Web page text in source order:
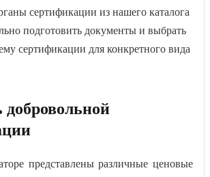
сертификации из нашего каталога
подготовить документы и выбрать
сертификации для конкретного вида
добровольной
представлены различные ценовые